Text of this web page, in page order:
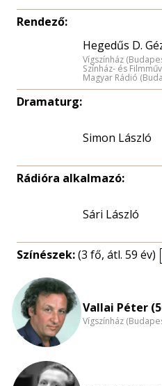
Rendező:
Hegedűs D.
Vígszínház
Színház- és
Magyar Rádió
Dramaturg:
Simon László
Rádióra alkalmazó:
Sári László
Színészek:(3 fő, átl. 59 év)
Vallai Péter
Vígszínház